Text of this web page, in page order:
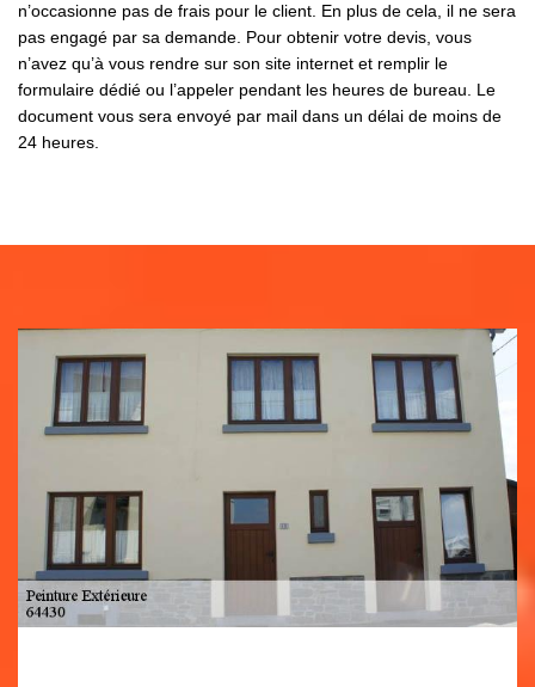
n’occasionne pas de frais pour le client. En plus de cela, il ne sera
pas engagé par sa demande. Pour obtenir votre devis, vous
n’avez qu’à vous rendre sur son site internet et remplir le
formulaire dédié ou l’appeler pendant les heures de bureau. Le
document vous sera envoyé par mail dans un délai de moins de
24 heures.